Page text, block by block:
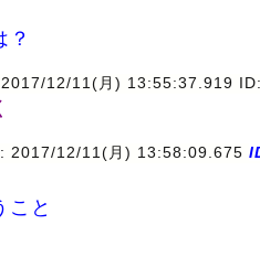
？
12/11(月) 13:55:37.919
: 2017/12/11(月) 13:58:09.675
と